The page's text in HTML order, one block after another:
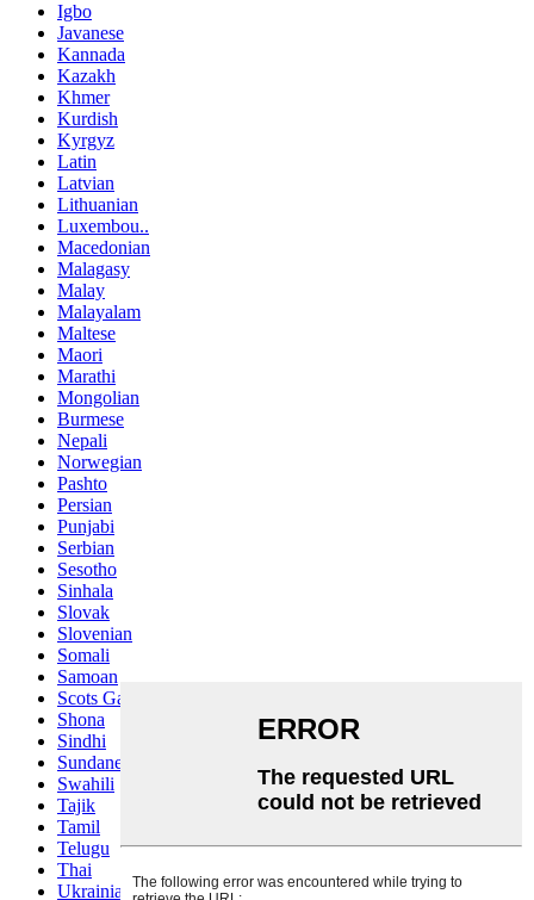
Igbo
Javanese
Kannada
Kazakh
Khmer
Kurdish
Kyrgyz
Latin
Latvian
Lithuanian
Luxembou..
Macedonian
Malagasy
Malay
Malayalam
Maltese
Maori
Marathi
Mongolian
Burmese
Nepali
Norwegian
Pashto
Persian
Punjabi
Serbian
Sesotho
Sinhala
Slovak
Slovenian
Somali
Samoan
Scots Gaelic
Shona
Sindhi
Sundanese
Swahili
Tajik
Tamil
Telugu
Thai
Ukrainian